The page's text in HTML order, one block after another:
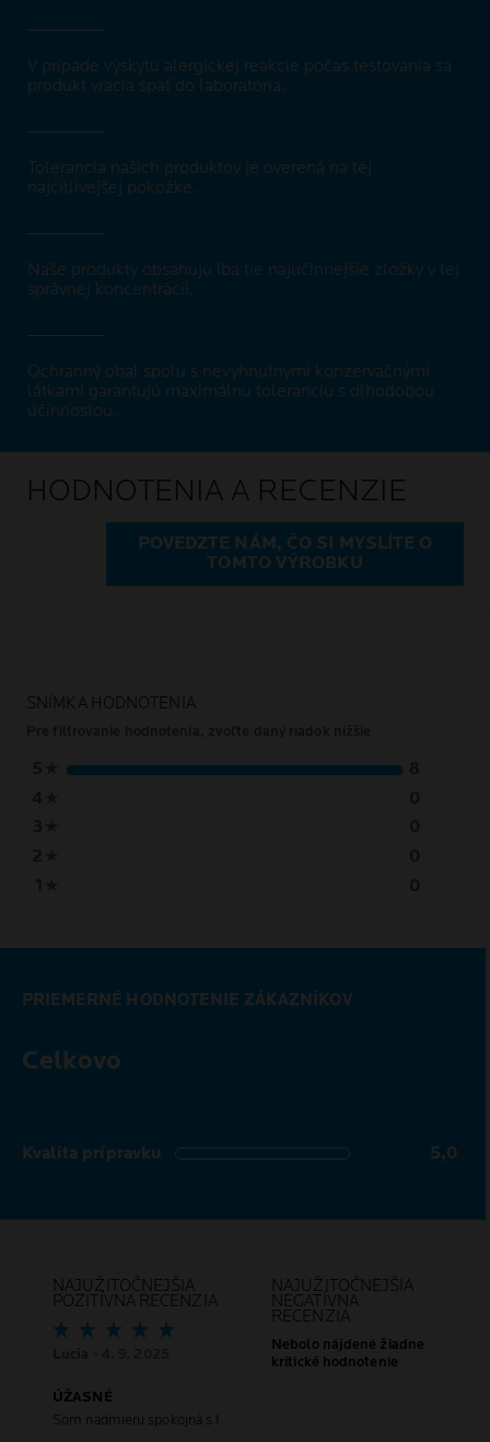
V prípade výskytu alergickej reakcie počas testovania sa
produkt vracia späť do laboratória.
Tolerancia našich produktov je overená na tej
najcitlivejšej pokožke.
Naše produkty obsahujú iba tie najúčinnejšie zložky v tej
správnej koncentrácii.
Ochranný obal spolu s nevyhnutnými konzervačnými
látkami garantujú maximálnu toleranciu s dlhodobou
účinnosťou.
HODNOTENIA A RECENZIE
POVEDZTE NÁM, ČO SI MYSLÍTE O
TOMTO VÝROBKU
SNÍMKA HODNOTENIA
PRIEMERNÉ HODNOTENIE ZÁKAZNÍKOV
Celkovo
5,0 out of 5 stars
Kvalita prípravku
5,0 out of 5 stars 5,0
NAJUŽITOČNEJŠIA
POZITÍVNA RECENZIA
ÚŽASNÉ
Som nadmieru spokojná s týmto výrobkom. pekne rozžiaril moju pleť.
NAJUŽITOČNEJŠIA
NEGATÍVNA
RECENZIA
Nebolo nájdené žiadne
kritické hodnotenie